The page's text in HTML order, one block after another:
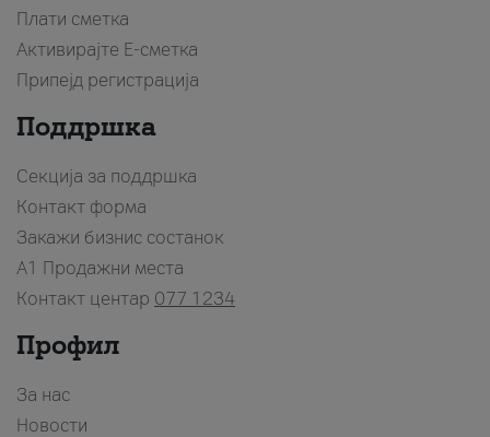
Плати сметка
Активирајте Е-сметка
Припејд регистрација
Поддршка
Секција за поддршка
Контакт форма
Закажи бизнис состанок
A1 Продажни места
Контакт центар 077 1234
Профил
За нас
Новости